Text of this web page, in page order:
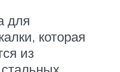
для
которая
из